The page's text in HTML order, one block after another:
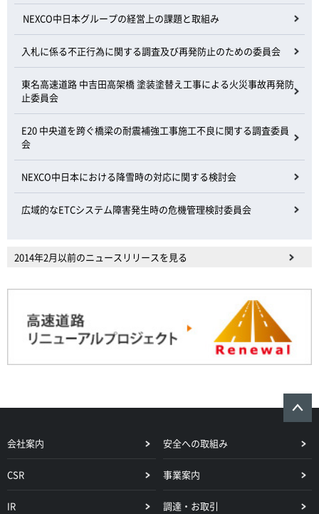
NEXCO中日本グループの経営上の課題と取組み
入札に係る不正行為に関する調査及び再発防止のための委員会
東名高速道路 中吉田高架橋 塗装塗替え工事による火災事故再発防
止委員会
E20 中央道を跨ぐ橋梁の耐震補強工事施工不良に関する調査委員
会
NEXCO中日本における降雪時の対応に関する検討会
広域的なETCシステム障害発生時の危機管理検討委員会
2014年2月以前のニュースリリースを見る
会社案内 安全への取組み
CSR 事業案内
IR 調達・お取引